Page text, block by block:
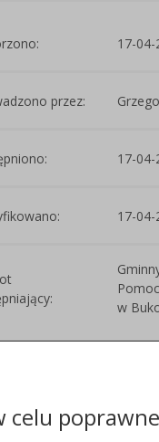
17-04-
przez:
17-04-
17-04-
w